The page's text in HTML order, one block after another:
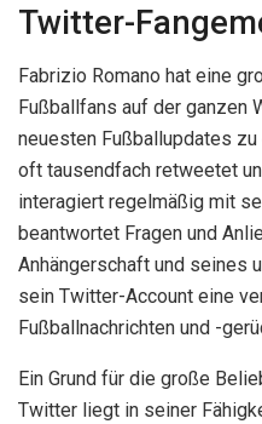
Twitter-
Fabrizio Romano hat eine
Fußballfans auf der ganzen
neuesten Fußballupdates
oft tausendfach retweetet
interagiert regelmäßig mit
beantwortet Fragen und
Anhängerschaft und seines
sein Twitter-Account eine
Fußballnachrichten und -
Ein Grund für die große
Twitter liegt in seiner